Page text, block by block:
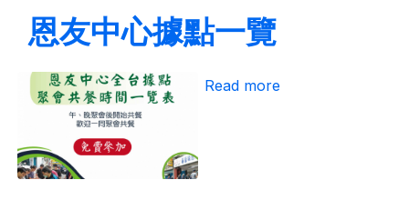
恩友中心據點一覽
Read moreabout 恩友中心據